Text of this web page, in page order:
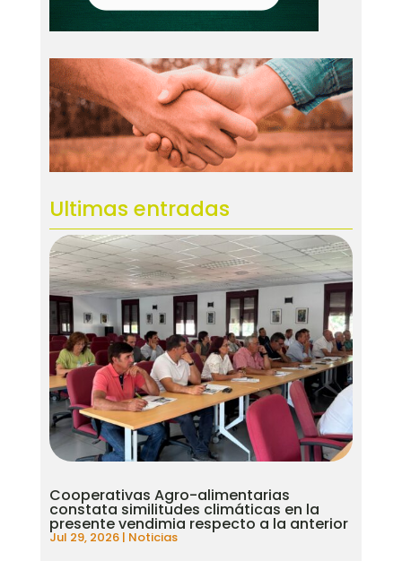
Ultimas entradas
Cooperativas Agro-alimentarias
constata similitudes climáticas en la
presente vendimia respecto a la anterior
Jul 29, 2026| Noticias